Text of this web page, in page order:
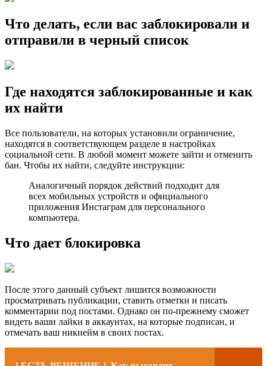
Что делать, если вас заблокировали и
отправили в черный список
Где находятся заблокированные и как
их найти
Все пользователи, на которых установили ограничение,
находятся в соответствующем разделе в настройках
социальной сети. В любой момент можете зайти и отменить
бан. Чтобы их найти, следуйте инструкции:
Аналогичный порядок действий подходит для
всех мобильных устройств и официального
приложения Инстаграм для персонального
компьютера.
Что дает блокировка
После этого данный субъект лишится возможности
просматривать публикации, ставить отметки и писать
комментарии под постами. Однако он по-прежнему сможет
видеть ваши лайки в аккаунтах, на которые подписан, и
отмечать ваш никнейм в своих постах.